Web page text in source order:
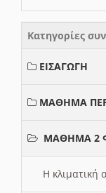
Κατηγορίες
ΕΙΣΑΓΩΓΗ
ΜΑΘΗΜΑ
ΜΑΘΗΜΑ 2
Η κλιματική